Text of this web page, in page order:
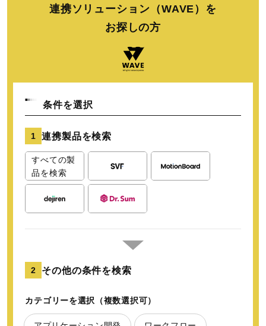
連携ソリューション（WAVE）を
お探しの方
条件を選択
1 連携製品を検索
すべての製
品を検索
2 その他の条件を検索
カテゴリーを選択（複数選択可）